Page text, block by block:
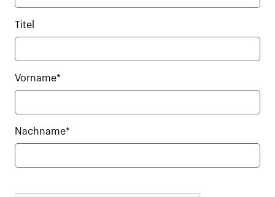
Titel
Vorname*
Nachname*